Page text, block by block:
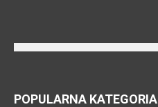
POPULARNA KATEGORIA